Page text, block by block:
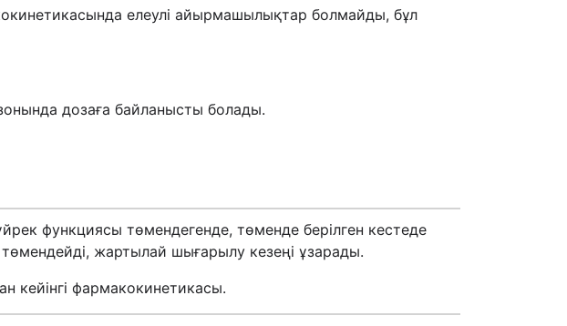
елеулі айырмашылықтар болмайды, бұл
дозаға байланысты болады.
функциясы төмендегенде, төменде берілген кестеде
жартылай шығарылу кезеңі ұзарады.
кейінгі фармакокинетикасы.